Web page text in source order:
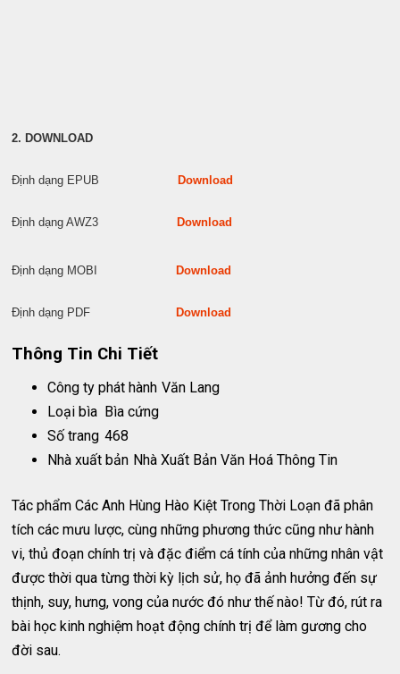
2. DOWNLOAD
Định dạng EPUB Download
Định dạng AWZ3 Download
Định dạng MOBI Download
Định dạng PDF Download
Thông Tin Chi Tiết
Công ty phát hành Văn Lang
Loại bìa Bìa cứng
Số trang 468
Nhà xuất bản Nhà Xuất Bản Văn Hoá Thông Tin
Tác phẩm Các Anh Hùng Hào Kiệt Trong Thời Loạn đã phân
tích các mưu lược, cùng những phương thức cũng như hành
vi, thủ đoạn chính trị và đặc điểm cá tính của những nhân vật
được thời qua từng thời kỳ lịch sử, họ đã ảnh hưởng đến sự
thịnh, suy, hưng, vong của nước đó như thế nào! Từ đó, rút ra
bài học kinh nghiệm hoạt động chính trị để làm gương cho
đời sau.